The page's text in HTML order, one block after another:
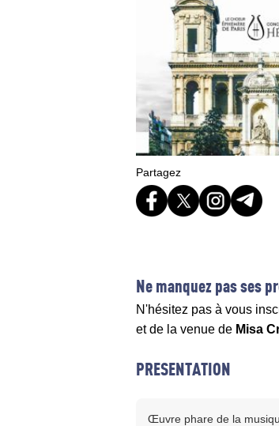
Partagez
Ne manquez pas ses
N'hésitez pas à vous
et de la venue de Misa
PRESENTATION
Œuvre phare de la